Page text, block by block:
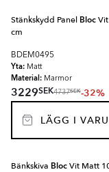
Stänkskydd Panel Bloc
cm
BDEM0495
Yta: Matt
Material: Marmor
3229SEK4737SEK-32%
LÄGG I
Bänkskiva BlocVit Matt